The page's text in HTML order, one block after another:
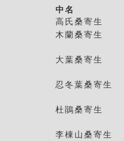
中名
高氏桑寄生
木蘭桑寄生
大葉桑寄生
忍冬葉桑寄生
杜鵑桑寄生
李棟山桑寄生